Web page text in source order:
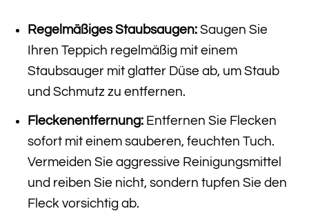
Regelmäßiges Staubsaugen:Saugen Sie
Ihren Teppich regelmäßig mit einem
Staubsauger mit glatter Düse ab, um Staub
und Schmutz zu entfernen.
Fleckenentfernung:Entfernen Sie Flecken
sofort mit einem sauberen, feuchten Tuch.
Vermeiden Sie aggressive Reinigungsmittel
und reiben Sie nicht, sondern tupfen Sie den
Fleck vorsichtig ab.